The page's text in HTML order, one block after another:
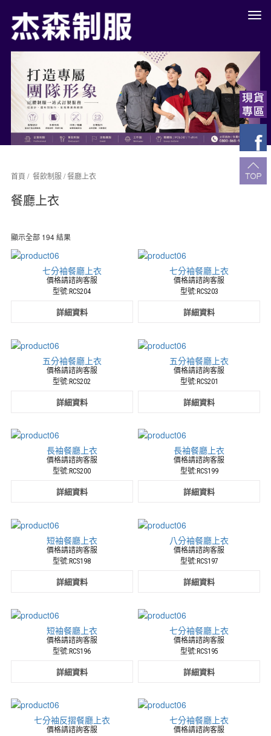
餐
服
服
團
體
制
服
訂
做
餐
飲
Next
首頁 / 餐飲制服 / 餐廳上衣
餐廳上衣
顯示全部 194 結果
七分袖餐廳上衣
價格請諮詢客服
型號:RCS204
詳細資料
七分袖餐廳上衣
價格請諮詢客服
型號:RCS203
詳細資料
五分袖餐廳上衣
價格請諮詢客服
型號:RCS202
詳細資料
五分袖餐廳上衣
價格請諮詢客服
型號:RCS201
詳細資料
長袖餐廳上衣
價格請諮詢客服
型號:RCS200
詳細資料
長袖餐廳上衣
價格請諮詢客服
型號:RCS199
詳細資料
短袖餐廳上衣
價格請諮詢客服
型號:RCS198
詳細資料
八分袖餐廳上衣
價格請諮詢客服
型號:RCS197
詳細資料
短袖餐廳上衣
價格請諮詢客服
型號:RCS196
詳細資料
七分袖餐廳上衣
價格請諮詢客服
型號:RCS195
詳細資料
七分袖反摺餐廳上衣
價格請諮詢客服
七分袖餐廳上衣
價格請諮詢客服